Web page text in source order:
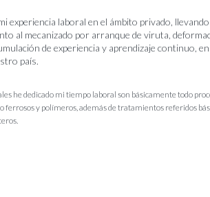
experiencia laboral en el ámbito privado,
al mecanizado por arranque de viruta,
de experiencia y aprendizaje continuo,
país.
he dedicado mi tiempo laboral son básicamente todo
ferrosos y polímeros, además de tratamientos referidos